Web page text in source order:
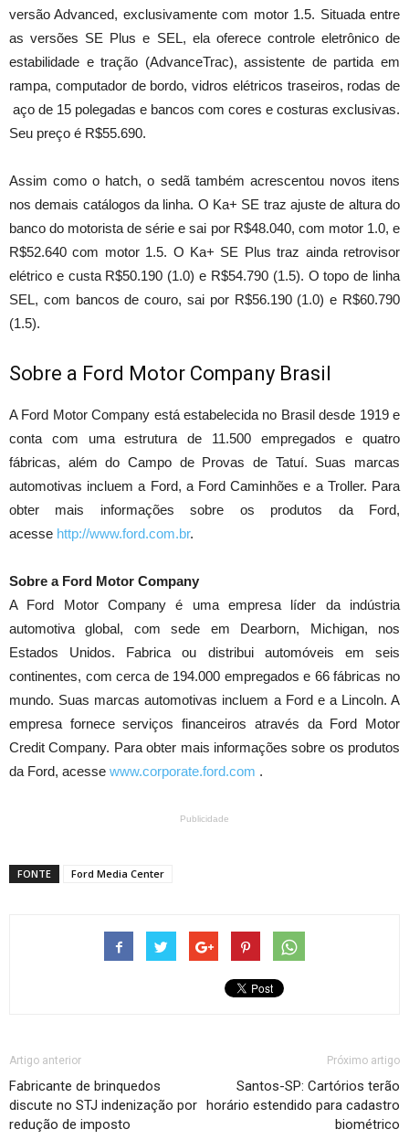
versão Advanced, exclusivamente com motor 1.5. Situada entre
as versões SE Plus e SEL, ela oferece controle eletrônico de
estabilidade e tração (AdvanceTrac), assistente de partida em
rampa, computador de bordo, vidros elétricos traseiros, rodas de
aço de 15 polegadas e bancos com cores e costuras exclusivas.
Seu preço é R$55.690.
Assim como o hatch, o sedã também acrescentou novos itens
nos demais catálogos da linha. O Ka+ SE traz ajuste de altura do
banco do motorista de série e sai por R$48.040, com motor 1.0, e
R$52.640 com motor 1.5. O Ka+ SE Plus traz ainda retrovisor
elétrico e custa R$50.190 (1.0) e R$54.790 (1.5). O topo de linha
SEL, com bancos de couro, sai por R$56.190 (1.0) e R$60.790
(1.5).
Sobre a Ford Motor Company Brasil
A Ford Motor Company está estabelecida no Brasil desde 1919 e
conta com uma estrutura de 11.500 empregados e quatro
fábricas, além do Campo de Provas de Tatuí. Suas marcas
automotivas incluem a Ford, a Ford Caminhões e a Troller. Para
obter mais informações sobre os produtos da Ford,
acesse http://www.ford.com.br.
Sobre a Ford Motor Company
A Ford Motor Company é uma empresa líder da indústria
automotiva global, com sede em Dearborn, Michigan, nos
Estados Unidos. Fabrica ou distribui automóveis em seis
continentes, com cerca de 194.000 empregados e 66 fábricas no
mundo. Suas marcas automotivas incluem a Ford e a Lincoln. A
empresa fornece serviços financeiros através da Ford Motor
Credit Company. Para obter mais informações sobre os produtos
da Ford, acesse www.corporate.ford.com .
Publicidade
FONTE Ford Media Center
Artigo anterior
Fabricante de brinquedos
discute no STJ indenização por
redução de imposto
Próximo artigo
Santos-SP: Cartórios terão
horário estendido para cadastro
biométrico